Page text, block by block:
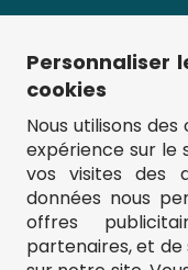
** Frais d'envoi =
fou-de-puzzle.com : le
© Fou-
Personnaliser
cookies
Nous utilisons
expérience sur le
vos visites des
données nous
offres
partenaires, et de